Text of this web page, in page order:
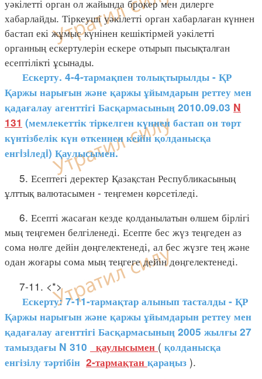
уәкілетті орган ол жайында брокер мен дилерге
хабарлайды. Тіркеуші уәкілетті орган хабарлаған күннен
бастап екі жұмыс күнінен кешіктірмей уәкілетті
органның ескертулерін ескере отырып пысықталған
есептілікті ұсынады.
Ескерту. 4-4-тармақпен толықтырылды - ҚР
Қаржы нарығын және қаржы ұйымдарын реттеу мен
қадағалау агенттігі Басқармасының 2010.09.03 N
131 (мемлекеттік тіркелген күннен бастап он төрт
күнтізбелік күн өткеннен кейін қолданысқа
енгiзiледi) Қаулысымен.
5. Есептегі деректер Қазақстан Республикасының
ұлттық валютасымен - теңгемен көрсетіледі.
6. Есепті жасаған кезде қолданылатын өлшем бірлігі
мың теңгемен белгіленеді. Есепте бес жүз теңгеден аз
сома нөлге дейін дөңгелектенеді, ал бес жүзге тең және
одан жоғары сома мың теңгеге дейін дөңгелектенеді.
7-11. <*>
Ескерту: 7-11-тармақтар алынып тасталды - ҚР
Қаржы нарығын және қаржы ұйымдарын реттеу мен
қадағалау агенттігі Басқармасының 2005 жылғы 27
тамыздағы N 310
қаулысымен ( қолданысқа
енгізілу тәртібін 2-тармақтан қараңыз ).